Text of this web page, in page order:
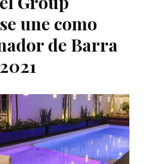
une como
de Barra